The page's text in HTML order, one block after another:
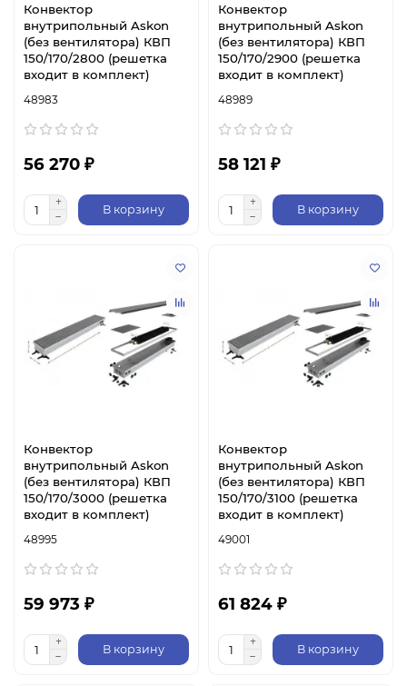
Конвектор
внутрипольный Askon
(без вентилятора) КВП
150/170/2800 (решетка
входит в комплект)
48983
56 270 ₽
В корзину
Конвектор
внутрипольный Askon
(без вентилятора) КВП
150/170/2900 (решетка
входит в комплект)
48989
58 121 ₽
В корзину
Конвектор
внутрипольный Askon
(без вентилятора) КВП
150/170/3000 (решетка
входит в комплект)
48995
59 973 ₽
В корзину
Конвектор
внутрипольный Askon
(без вентилятора) КВП
150/170/3100 (решетка
входит в комплект)
49001
61 824 ₽
В корзину